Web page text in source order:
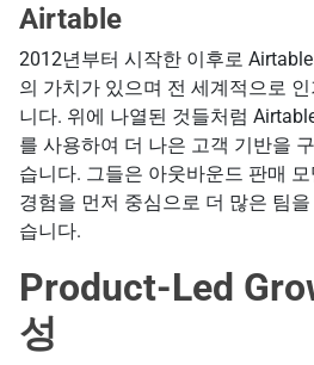
Airtable
2012년부터 시작한 이후로
의 가치가 있으며 전 세계적으로
니다. 위에 나열된 것들처럼
를 사용하여 더 나은 고객 기반을
습니다. 그들은 아웃바운드 판매
경험을 먼저 중심으로 더 많은 팀
습니다.
Product-Led
성